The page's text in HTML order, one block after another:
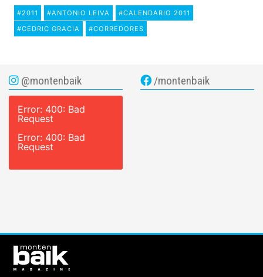
#2011 #ANTONIO LEIVA
#CALENDARIO 2011
#CEDRIC GRACIA
#CORREDORES
@montenbaik
Error: 400: Bad
Request
Error: 400: Bad
Request
/montenbaik